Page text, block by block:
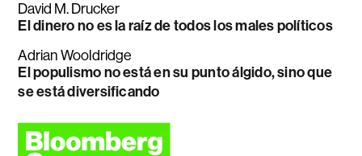
David M. Drucker
El dinero no es la raíz de todos los males políticos
Adrian Wooldridge
El populismo no está en su punto álgido, sino que
se está diversificando